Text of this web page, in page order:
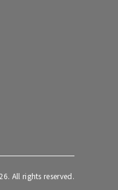
All rights reserved.